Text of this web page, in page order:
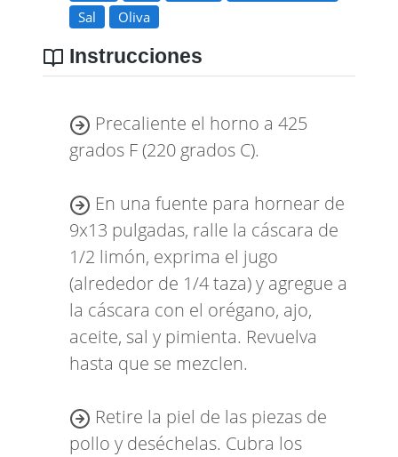
Sal
Oliva
Instrucciones
Precaliente el horno a 425
grados F (220 grados C).
En una fuente para hornear de
9x13 pulgadas, ralle la cáscara de
1/2 limón, exprima el jugo
(alrededor de 1/4 taza) y agregue a
la cáscara con el orégano, ajo,
aceite, sal y pimienta. Revuelva
hasta que se mezclen.
Retire la piel de las piezas de
pollo y deséchelas. Cubra los